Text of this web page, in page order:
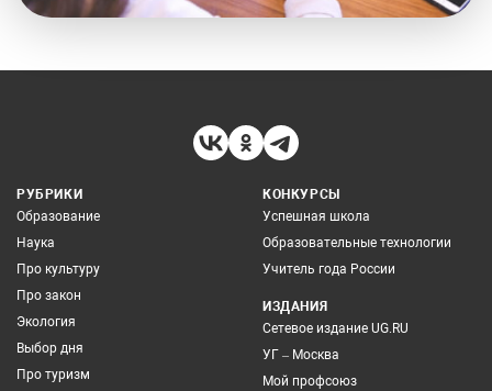
РУБРИКИ
Образование
Наука
Про культуру
Про закон
Экология
Выбор дня
Про туризм
КОНКУРСЫ
Успешная школа
Образовательные технологии
Учитель года России
ИЗДАНИЯ
Сетевое издание UG.RU
УГ – Москва
Мой профсоюз